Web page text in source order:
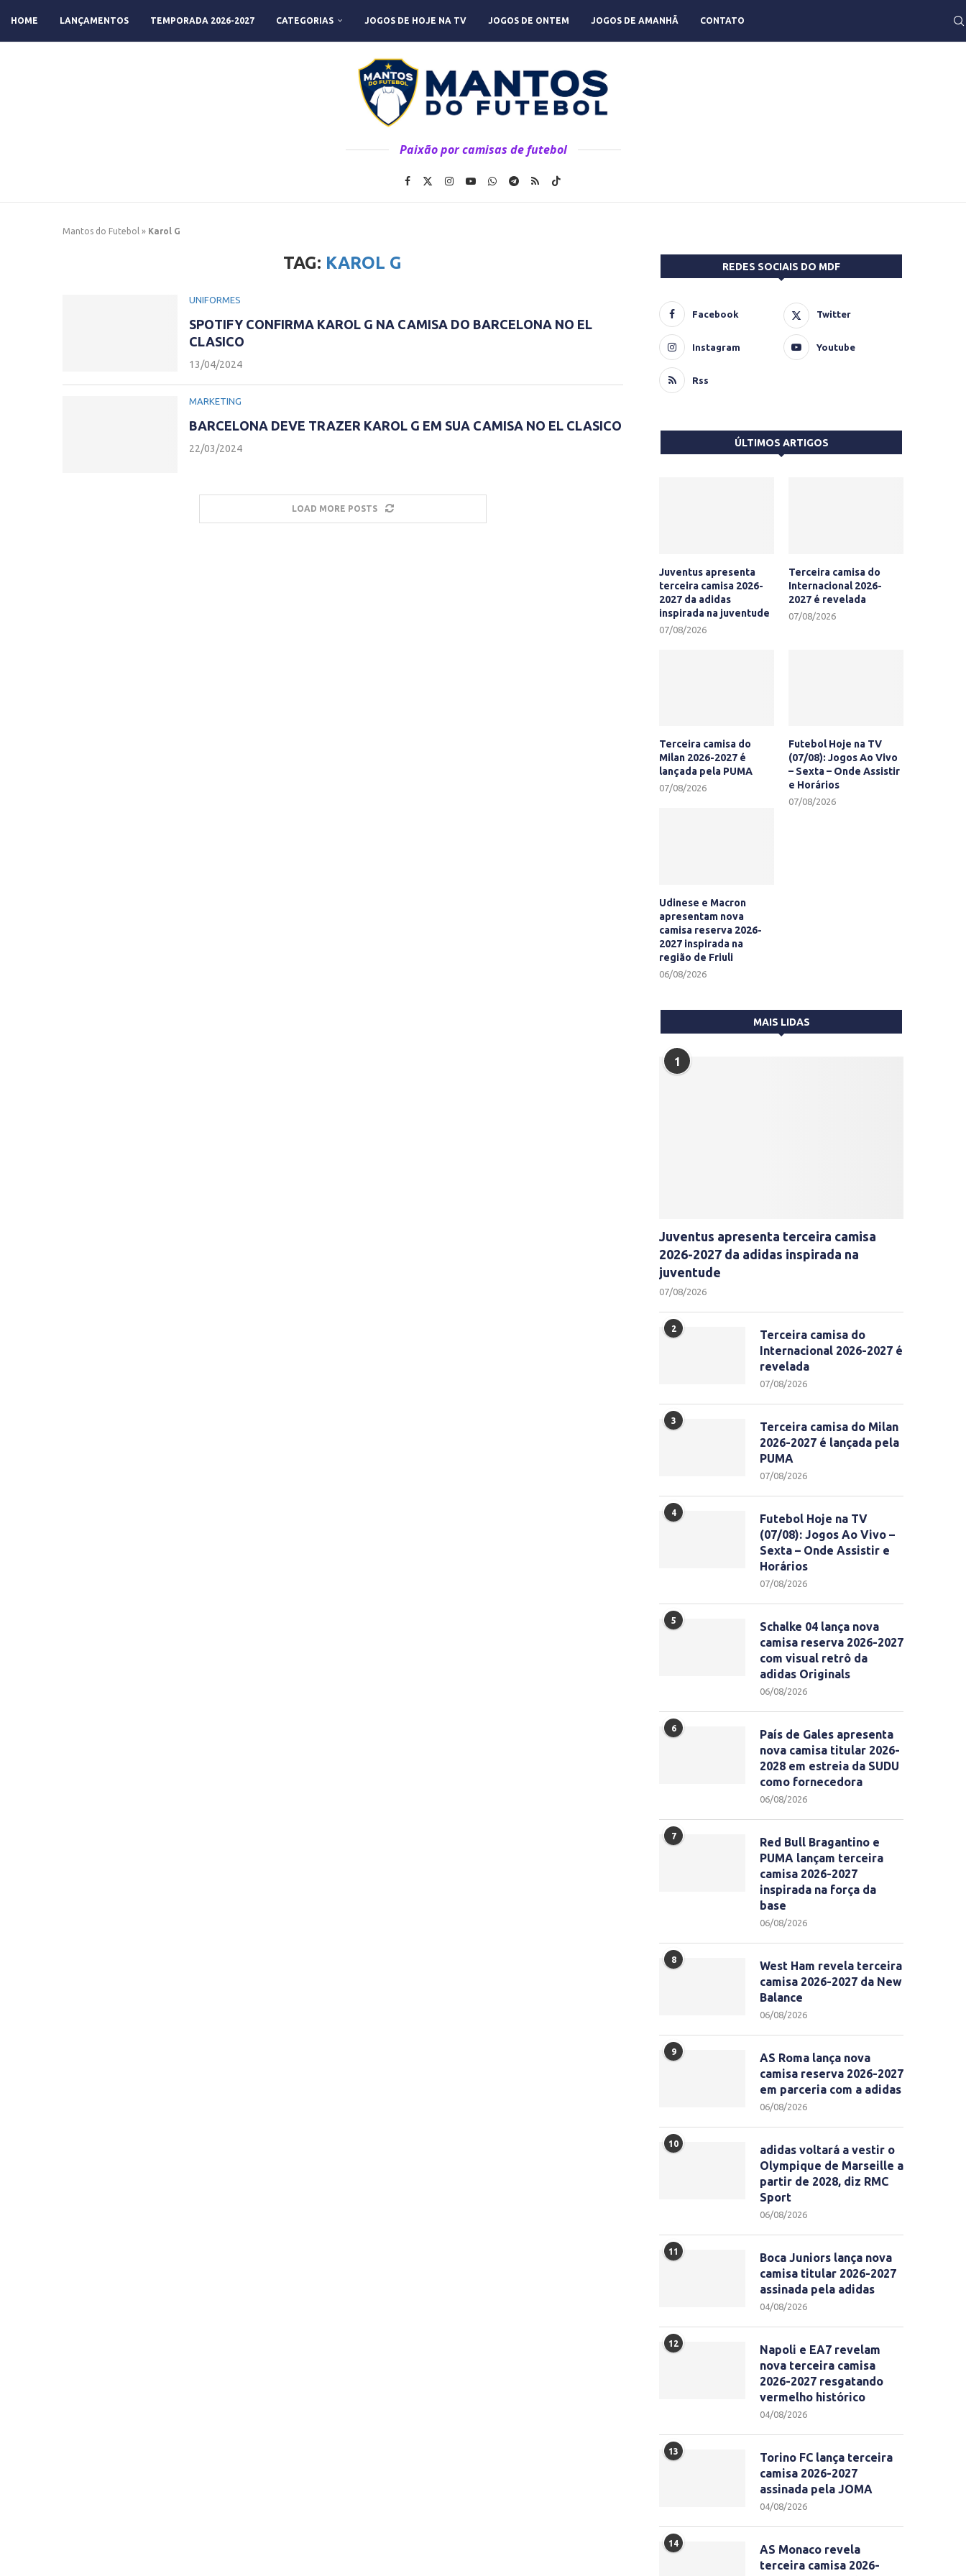
HOME LANÇAMENTOS TEMPORADA 2026-2027 CATEGORIAS JOGOS DE HOJE NA TV JOGOS DE ONTEM JOGOS DE AMANHÃ CONTATO
Paixão por camisas de futebol
Mantos do Futebol » Karol G
TAG: KAROL G
UNIFORMES
SPOTIFY CONFIRMA KAROL G NA CAMISA DO BARCELONA NO EL
CLASICO
13/04/2024
MARKETING
BARCELONA DEVE TRAZER KAROL G EM SUA CAMISA NO EL CLASICO
22/03/2024
LOAD MORE POSTS
REDES SOCIAIS DO MDF
Facebook Twitter
Instagram Youtube
Rss
ÚLTIMOS ARTIGOS
Juventus apresenta
terceira camisa 2026-
2027 da adidas
inspirada na juventude
07/08/2026
Terceira camisa do
Internacional 2026-
2027 é revelada
07/08/2026
Terceira camisa do
Milan 2026-2027 é
lançada pela PUMA
07/08/2026
Futebol Hoje na TV
(07/08): Jogos Ao Vivo
– Sexta – Onde Assistir
e Horários
07/08/2026
Udinese e Macron
apresentam nova
camisa reserva 2026-
2027 inspirada na
região de Friuli
06/08/2026
MAIS LIDAS
1
Juventus apresenta terceira camisa
2026-2027 da adidas inspirada na
juventude
07/08/2026
2
Terceira camisa do
Internacional 2026-2027 é
revelada
07/08/2026
3
Terceira camisa do Milan
2026-2027 é lançada pela
PUMA
07/08/2026
4
Futebol Hoje na TV
(07/08): Jogos Ao Vivo –
Sexta – Onde Assistir e
Horários
07/08/2026
5
Schalke 04 lança nova
camisa reserva 2026-2027
com visual retrô da
adidas Originals
06/08/2026
6
País de Gales apresenta
nova camisa titular 2026-
2028 em estreia da SUDU
como fornecedora
06/08/2026
7
Red Bull Bragantino e
PUMA lançam terceira
camisa 2026-2027
inspirada na força da
base
06/08/2026
8
West Ham revela terceira
camisa 2026-2027 da New
Balance
06/08/2026
9
AS Roma lança nova
camisa reserva 2026-2027
em parceria com a adidas
06/08/2026
10
adidas voltará a vestir o
Olympique de Marseille a
partir de 2028, diz RMC
Sport
06/08/2026
11
Boca Juniors lança nova
camisa titular 2026-2027
assinada pela adidas
04/08/2026
12
Napoli e EA7 revelam
nova terceira camisa
2026-2027 resgatando
vermelho histórico
04/08/2026
13
Torino FC lança terceira
camisa 2026-2027
assinada pela JOMA
04/08/2026
14
AS Monaco revela
terceira camisa 2026-